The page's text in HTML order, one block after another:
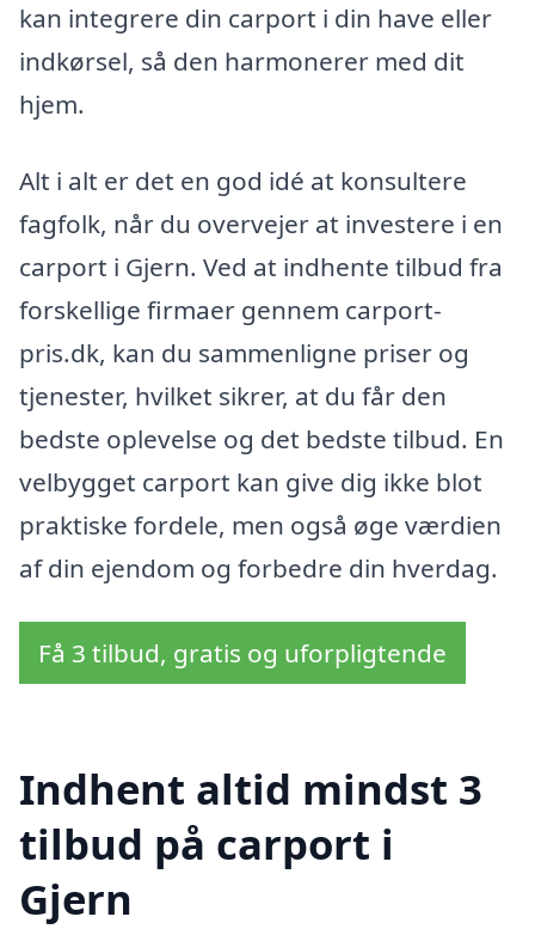
kan integrere din carport i din have eller
indkørsel, så den harmonerer med dit
hjem.
Alt i alt er det en god idé at konsultere
fagfolk, når du overvejer at investere i en
carport i Gjern. Ved at indhente tilbud fra
forskellige firmaer gennem carport-
pris.dk, kan du sammenligne priser og
tjenester, hvilket sikrer, at du får den
bedste oplevelse og det bedste tilbud. En
velbygget carport kan give dig ikke blot
praktiske fordele, men også øge værdien
af din ejendom og forbedre din hverdag.
Få 3 tilbud, gratis og uforpligtende
Indhent altid mindst 3
tilbud på carport i
Gjern